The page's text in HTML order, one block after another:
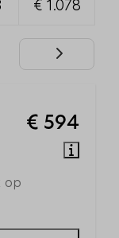
€ 1.078
€ 594
op